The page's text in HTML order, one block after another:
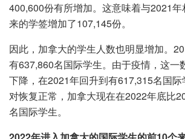
400,600份有所增加。这意味着与2021
来的学签增加了107,145份。
因此，加拿大的学生人数也明显增加。
有637,860名国际学生。由于疫情，这一
下降，在2021年回升到有617,315名国
对恢复正常，加拿大现在在2022年底比
名国际学生。